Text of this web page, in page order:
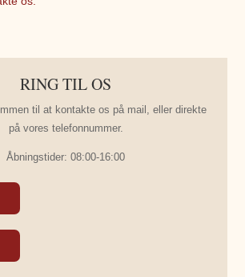
RING TIL OS
til at kontakte os på mail, eller direkte
på vores telefonnummer.
Åbningstider: 08:00-16:00